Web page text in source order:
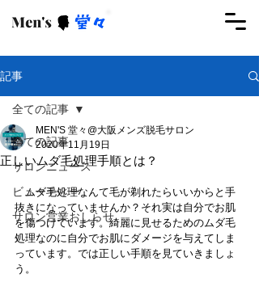
記事
全ての記事
サロンニュース
ビューティー
サロン営業おしらせ
全ての記事
正しいムダ毛処理手順とは？
MEN'S 堂々@大阪メンズ脱毛サロン
2020年11月19日
ムダ毛処理なんて毛が剃れたらいいからと手
抜きになっていませんか？それ実は自分でお肌
を傷つけています。綺麗に見せるためのムダ毛
処理なのに自分でお肌にダメージを与えてしま
っています。では正しい手順を見ていきましょ
う。